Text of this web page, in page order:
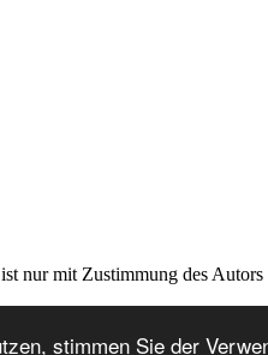
stimmen Sie der
nur mit Zustimmung des Autors